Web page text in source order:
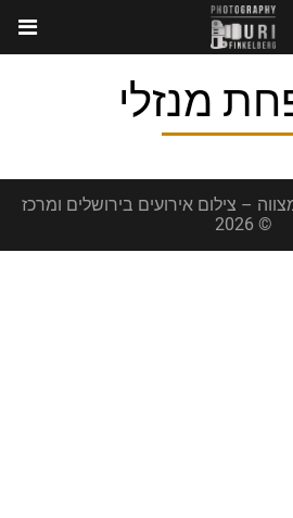
מנזלי
– צילום אירועים בירושלים ומרכז
© 2026